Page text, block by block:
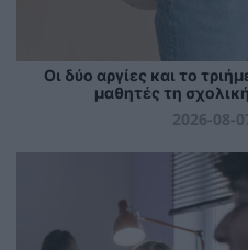
Οι δύο αργίες και το
μαθητές τη
2026-08-